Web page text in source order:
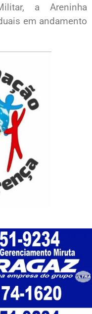
a Areninha
em andamento